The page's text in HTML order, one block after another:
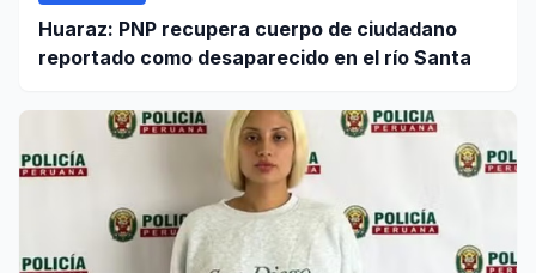
Huaraz: PNP recupera cuerpo de ciudadano
reportado como desaparecido en el río Santa